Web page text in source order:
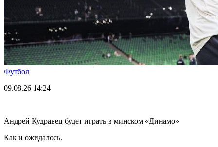
Футбол
09.08.26 14:24
Андрей Кудравец будет играть в минском «Динамо»
Как и ожидалось.